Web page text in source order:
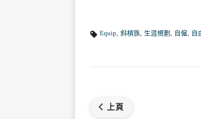
Equip ,斜槓族 ,生涯規劃 自僱 自
上頁